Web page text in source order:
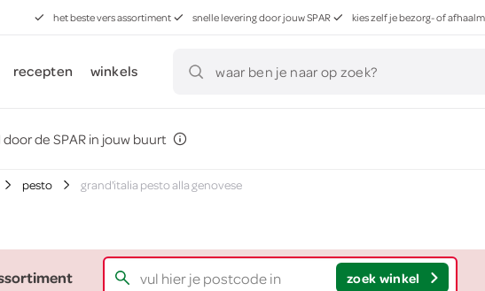
het beste vers assortiment snelle levering door jouw SPAR kies zelf je bezorg- of
recepten winkels waar ben je naar op zoek?
de SPAR in jouw buurt
pesto grand'italia pesto alla genovese
zoek winkel